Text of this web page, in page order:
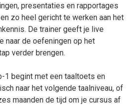
presentaties en rapportages
zo heel gericht te werken aan het
De trainer geeft je live
naar de oefeningen op het
verder brengen.
1 begint met een taaltoets en
naar het volgende taalniveau, of
maanden de tijd om je cursus af